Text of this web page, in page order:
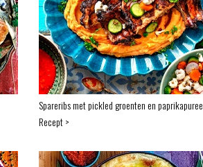
Spareribs met pickled groenten en paprikapuree
Recept >